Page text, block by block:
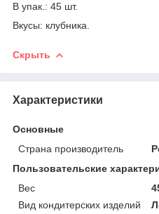
В упак.: 45 шт.
Вкусы: клубника.
Скрыть
Характеристики
Основные
Страна производитель
Пользовательские
Вес
Вид кондитерских изделий